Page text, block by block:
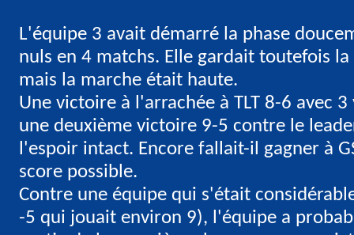
L'équipe 3 avait démarré la phase
nuls en 4 matchs. Elle gardait toutefois
mais la marche était haute.
Une victoire à l'arrachée à TLT 8-6 avec
une deuxième victoire 9-5 contre le
l'espoir intact. Encore fallait-il gagner à
score possible.
Contre une équipe qui s'était
-5 qui jouait environ 9), l'équipe a